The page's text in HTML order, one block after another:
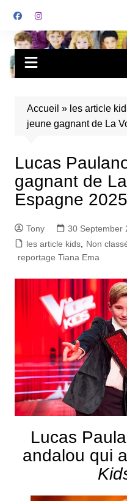
Accueil » les article
jeune gagnant de La
Lucas
gagnant de
Espagne 2025
Tony
30 September
les article kids, Non
reportage Tiana Ema
Lucas
andalou qui